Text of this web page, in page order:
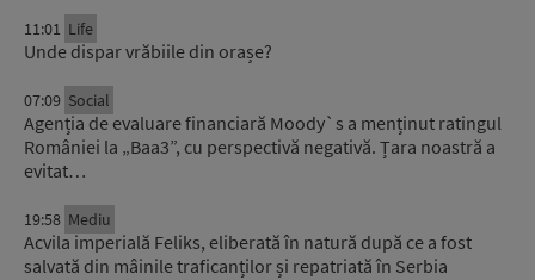
11:01 Life
Unde dispar vrăbiile din orașe?
07:09 Social
Agenția de evaluare financiară Moody`s a menținut ratingul
României la „Baa3”, cu perspectivă negativă. Țara noastră a
evitat…
19:58 Mediu
Acvila imperială Feliks, eliberată în natură după ce a fost
salvată din mâinile traficanților și repatriată în Serbia